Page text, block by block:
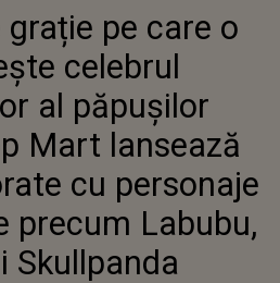
O PREGĂTEȘTE CELEBRUL
PRODUCĂTOR AL PĂPUȘILOR
LABUBU. POP MART LANSEAZĂ
BIJUTERII DECORATE CU
PERSONAJE EMBLEMATICE
PRECUM LABUBU, MOLLY ŞI
SKULLPANDA
pe care o
celebrul
al păpușilor
Mart lansează
cu personaje
precum Labubu,
Skullpanda